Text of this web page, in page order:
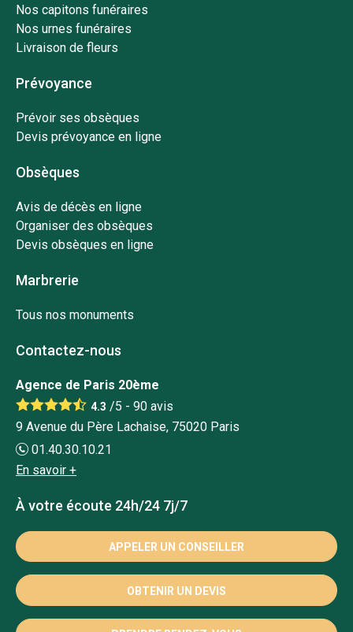
Nos capitons funéraires
Nos urnes funéraires
Livraison de fleurs
Prévoyance
Prévoir ses obsèques
Devis prévoyance en ligne
Obsèques
Avis de décès en ligne
Organiser des obsèques
Devis obsèques en ligne
Marbrerie
Tous nos monuments
Contactez-nous
Agence de Paris 20ème
4.3 /5 - 90 avis
9 Avenue du Père Lachaise, 75020 Paris
01.40.30.10.21
En savoir +
À votre écoute 24h/24 7j/7
APPELER UN CONSEILLER
OBTENIR UN DEVIS